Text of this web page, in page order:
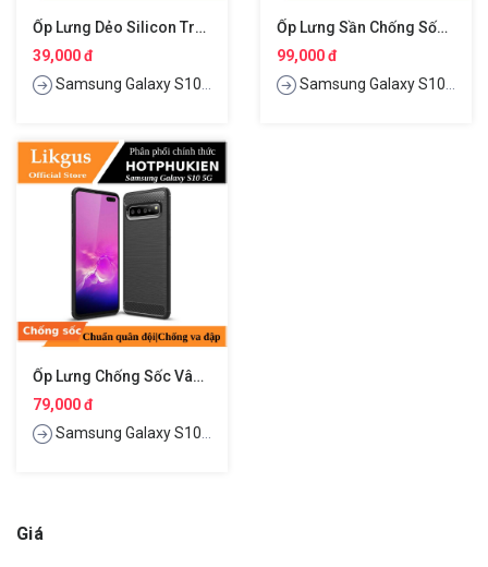
Ốp Lưng Dẻo Silicon Trong Suốt Cho Samsung Galaxy S10 5G Hiệu Ultra Thin
39,000 đ
Samsung Galaxy S10 5G
Ốp Lưng Sần Chống Sốc Cho Samsung Galaxy S10 5G Hiệu Nillkin Super Frosted Shield
99,000 đ
Samsung Galaxy S10 5G
Ốp Lưng Chống Sốc Vân Kim Loại Cho Samsung Galaxy S10 5G Hiệu Likgus
79,000 đ
Samsung Galaxy S10 5G
Giá